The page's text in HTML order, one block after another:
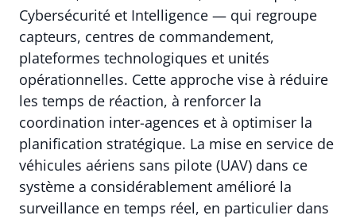
Cybersécurité et Intelligence — qui regroupe
capteurs, centres de commandement,
plateformes technologiques et unités
opérationnelles. Cette approche vise à réduire
les temps de réaction, à renforcer la
coordination inter-agences et à optimiser la
planification stratégique. La mise en service de
véhicules aériens sans pilote (UAV) dans ce
système a considérablement amélioré la
surveillance en temps réel, en particulier dans